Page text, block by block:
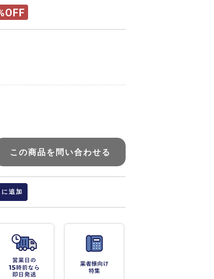
この商品を問い合わせる
追加